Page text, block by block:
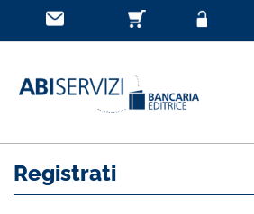
Registrati